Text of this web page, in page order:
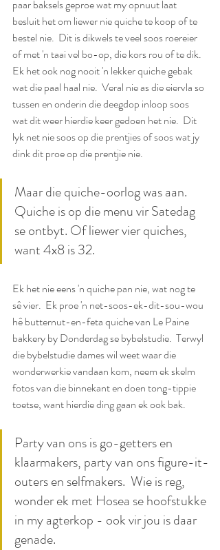
paar baksels geproe wat my opnuut laat
besluit het om liewer nie quiche te koop of te
bestel nie.  Dit is dikwels te veel soos roereier
of met 'n taai vel bo-op, die kors rou of te dik.
Ek het ook nog nooit 'n lekker quiche gebak
wat die paal haal nie.  Veral nie as die eiervla so
tussen en onderin die deegdop inloop soos
wat dit weer hierdie keer gedoen het nie.  Dit
lyk net nie soos op die prentjies of soos wat jy
dink dit proe op die prentjie nie.
Maar die quiche-oorlog was aan.
Quiche is op die menu vir Satedag
se ontbyt. Of liewer vier quiches,
want 4x8 is 32.
Ek het nie eens 'n quiche pan nie, wat nog te
sê vier.  Ek proe 'n net-soos-ek-dit-sou-wou
hê butternut-en-feta quiche van Le Paine
bakkery by Donderdag se bybelstudie.  Terwyl
die bybelstudie dames wil weet waar die
wonderwerkie vandaan kom, neem ek skelm
fotos van die binnekant en doen tong-tippie
toetse, want hierdie ding gaan ek ook bak.
Party van ons is go-getters en
klaarmakers, party van ons figure-it-
outers en selfmakers.  Wie is reg,
wonder ek met Hosea se hoofstukke
in my agterkop - ook vir jou is daar
genade.